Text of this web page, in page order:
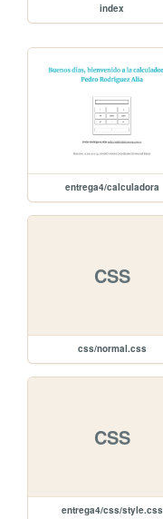
index
entrega4/calculadora
CSS
css/normal.css
CSS
entrega4/css/style.css